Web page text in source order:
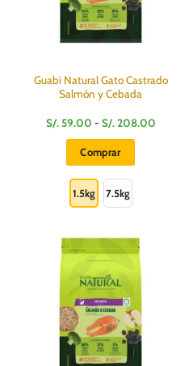
Guabi Natural Gato Castrado
Salmón y Cebada
S/. 59.00 - S/.208.00Rango
Comprar
producto
tiene
variantes.
Las
opciones
se
pueden
elegir
en
la
1.5kg 7.5kg